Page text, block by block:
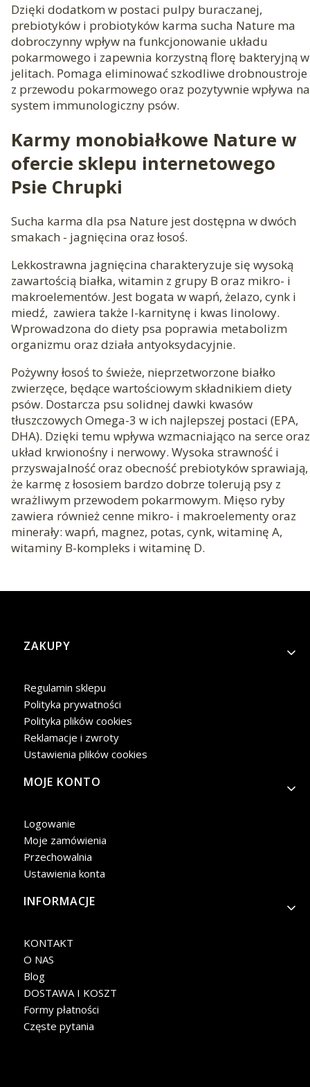
Dzięki dodatkom w postaci pulpy buraczanej,
prebiotyków i probiotyków karma sucha Nature ma
dobroczynny wpływ na funkcjonowanie układu
pokarmowego i zapewnia korzystną florę bakteryjną w
jelitach. Pomaga eliminować szkodliwe drobnoustroje
z przewodu pokarmowego oraz pozytywnie wpływa na
system immunologiczny psów.
Karmy monobiałkowe Nature w
ofercie sklepu internetowego
Psie Chrupki
Sucha karma dla psa Nature jest dostępna w dwóch
smakach - jagnięcina oraz łosoś.
Lekkostrawna jagnięcina charakteryzuje się wysoką
zawartością białka, witamin z grupy B oraz mikro- i
makroelementów. Jest bogata w wapń, żelazo, cynk i
miedź, zawiera także l-karnitynę i kwas linolowy.
Wprowadzona do diety psa poprawia metabolizm
organizmu oraz działa antyoksydacyjnie.
Pożywny łosoś to świeże, nieprzetworzone białko
zwierzęce, będące wartościowym składnikiem diety
psów. Dostarcza psu solidnej dawki kwasów
tłuszczowych Omega-3 w ich najlepszej postaci (EPA,
DHA). Dzięki temu wpływa wzmacniająco na serce oraz
układ krwionośny i nerwowy. Wysoka strawność i
przyswajalność oraz obecność prebiotyków sprawiają,
że karmę z łososiem bardzo dobrze tolerują psy z
wrażliwym przewodem pokarmowym. Mięso ryby
zawiera również cenne mikro- i makroelementy oraz
minerały: wapń, magnez, potas, cynk, witaminę A,
witaminy B-kompleks i witaminę D.
Linki w stopce
ZAKUPY
Regulamin sklepu
Polityka prywatności
Polityka plików cookies
Reklamacje i zwroty
Ustawienia plików cookies
MOJE KONTO
Logowanie
Moje zamówienia
Przechowalnia
Ustawienia konta
INFORMACJE
KONTAKT
O NAS
Blog
DOSTAWA I KOSZT
Formy płatności
Częste pytania